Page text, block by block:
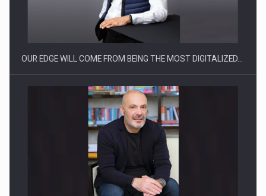
Producatorii si comerciantii care nu se supun noilor
Proteinmaxxing and the Future of Protein Demand
OUR EDGE WILL COME FROM BEING THE MOST DIGITALIZED…